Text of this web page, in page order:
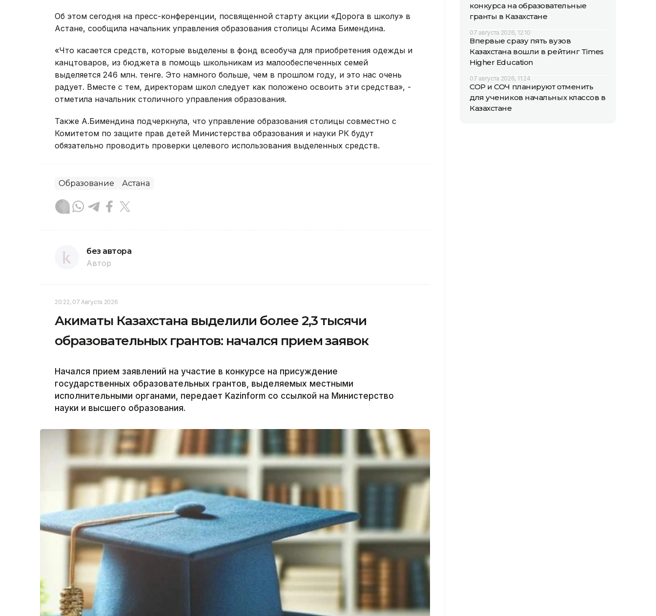
Об этом сегодня на пресс-конференции, посвященной старту акции «Дорога в школу» в
Астане, сообщила начальник управления образования столицы Асима Бимендина.
«Что касается средств, которые выделены в фонд всеобуча для приобретения одежды и
канцтоваров, из бюджета в помощь школьникам из малообеспеченных семей
выделяется 246 млн. тенге. Это намного больше, чем в прошлом году, и это нас очень
радует. Вместе с тем, директорам школ следует как положено освоить эти средства», -
отметила начальник столичного управления образования.
Также А.Бимендина подчеркнула, что управление образования столицы совместно с
Комитетом по защите прав детей Министерства образования и науки РК будут
обязательно проводить проверки целевого использования выделенных средств.
Образование Астана
без автора
Автор
20:22, 07 Августа 2026
Акиматы Казахстана выделили более 2,3 тысячи
образовательных грантов: начался прием заявок
Начался прием заявлений на участие в конкурсе на присуждение
государственных образовательных грантов, выделяемых местными
исполнительными органами, передает Kazinform со ссылкой на Министерство
науки и высшего образования.
конкурса на образовательные
гранты в Казахстане
07 августа 2026, 12:10
Впервые сразу пять вузов
Казахстана вошли в рейтинг Times
Higher Education
07 августа 2026, 11:24
СОР и СОЧ планируют отменить
для учеников начальных классов в
Казахстане